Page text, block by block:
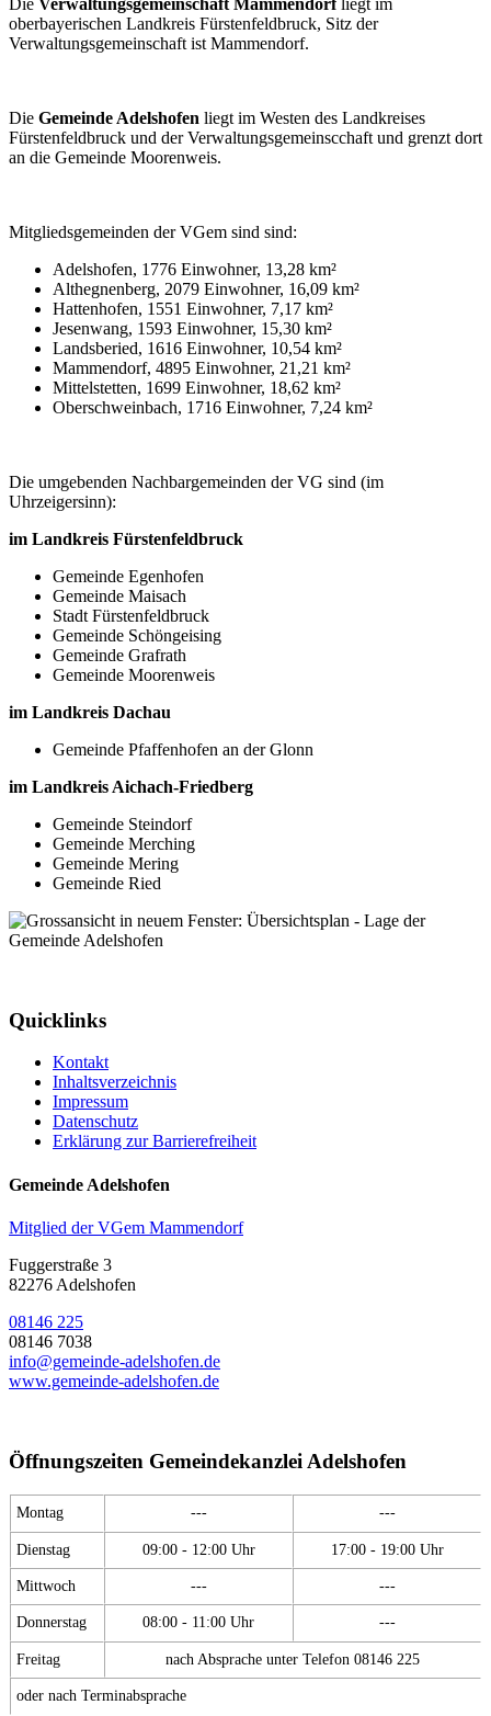
Die Verwaltungsgemeinschaft Mammendorf liegt im
oberbayerischen Landkreis Fürstenfeldbruck, Sitz der
Verwaltungsgemeinschaft ist Mammendorf.
Die Gemeinde Adelshofen liegt im Westen des Landkreises
Fürstenfeldbruck und der Verwaltungsgemeinscchaft und grenzt dort
an die Gemeinde Moorenweis.
Mitgliedsgemeinden der VGem sind sind:
Adelshofen, 1776 Einwohner, 13,28 km²
Althegnenberg, 2079 Einwohner, 16,09 km²
Hattenhofen, 1551 Einwohner, 7,17 km²
Jesenwang, 1593 Einwohner, 15,30 km²
Landsberied, 1616 Einwohner, 10,54 km²
Mammendorf, 4895 Einwohner, 21,21 km²
Mittelstetten, 1699 Einwohner, 18,62 km²
Oberschweinbach, 1716 Einwohner, 7,24 km²
Die umgebenden Nachbargemeinden der VG sind (im
Uhrzeigersinn):
im Landkreis Fürstenfeldbruck
Gemeinde Egenhofen
Gemeinde Maisach
Stadt Fürstenfeldbruck
Gemeinde Schöngeising
Gemeinde Grafrath
Gemeinde Moorenweis
im Landkreis Dachau
Gemeinde Pfaffenhofen an der Glonn
im Landkreis Aichach-Friedberg
Gemeinde Steindorf
Gemeinde Merching
Gemeinde Mering
Gemeinde Ried
Quicklinks
Kontakt
Inhaltsverzeichnis
Impressum
Datenschutz
Erklärung zur Barrierefreiheit
Gemeinde Adelshofen
Mitglied der VGem Mammendorf
Fuggerstraße 3
82276 Adelshofen
08146 225
08146 7038
info@gemeinde-adelshofen.de
www.gemeinde-adelshofen.de
Öffnungszeiten Gemeindekanzlei Adelshofen
Montag --- ---
Dienstag 09:00 - 12:00 Uhr 17:00 - 19:00 Uhr
Mittwoch --- ---
Donnerstag 08:00 - 11:00 Uhr ---
Freitag nach Absprache unter Telefon 08146 225
oder nach Terminabsprache